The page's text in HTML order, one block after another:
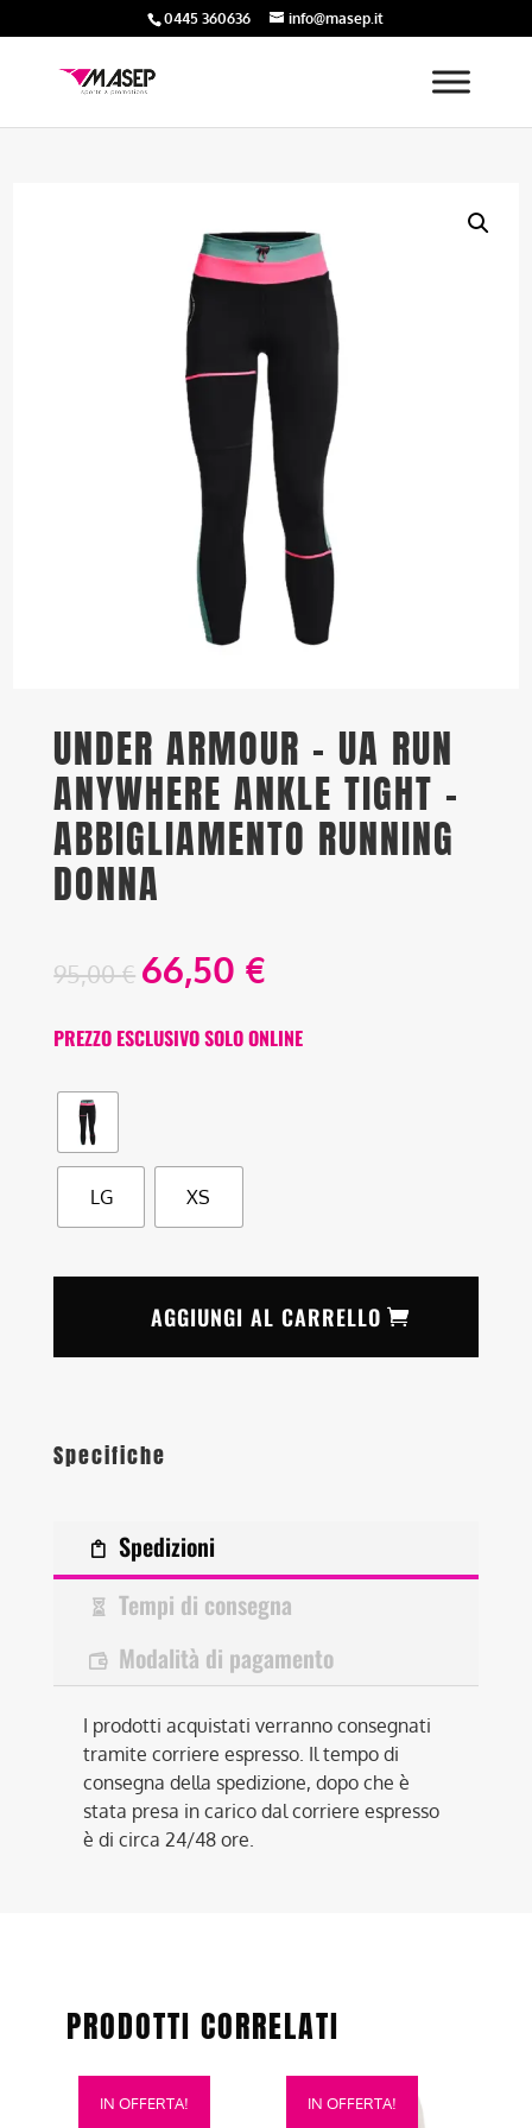
0445 360636 info@masep.it
UNDER ARMOUR – UA RUN
ANYWHERE ANKLE TIGHT –
ABBIGLIAMENTO RUNNING
DONNA
95,00€ 66,50 €
PREZZO ESCLUSIVO SOLO ONLINE
LG XS
AGGIUNGI AL CARRELLO
Specifiche
Spedizioni
Tempi di consegna
Modalità di pagamento
I prodotti acquistati verranno consegnati
tramite corriere espresso. Il tempo di
consegna della spedizione, dopo che è
stata presa in carico dal corriere espresso
è di circa 24/48 ore.
PRODOTTI CORRELATI
IN OFFERTA!
Questo
prodotto
IN OFFERTA!
Questo
prodotto